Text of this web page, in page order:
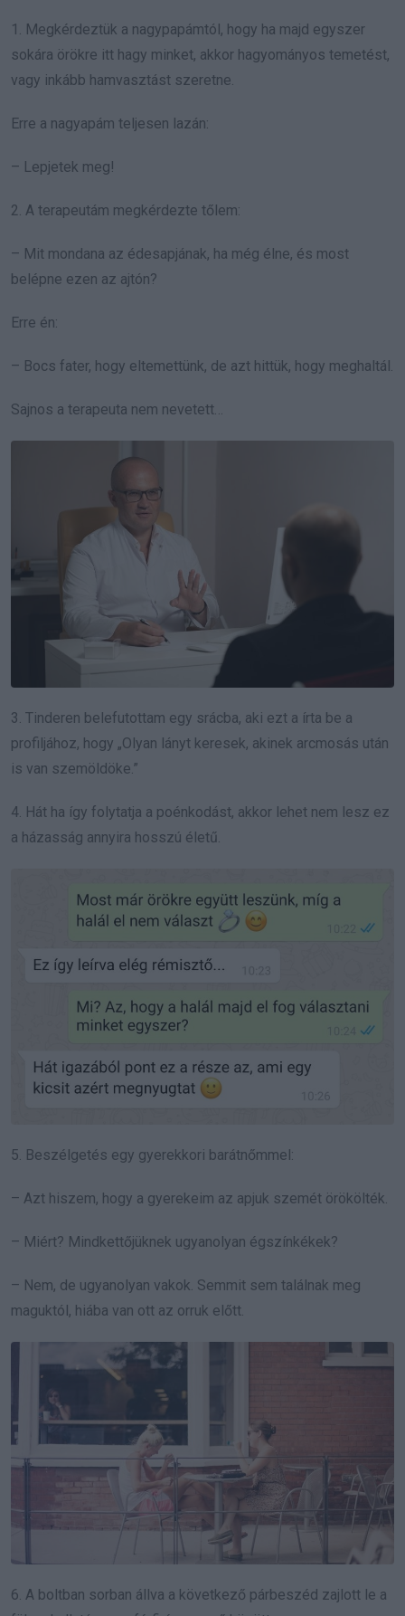
1. Megkérdeztük a nagypapámtól, hogy ha majd egyszer
sokára örökre itt hagy minket, akkor hagyományos temetést,
vagy inkább hamvasztást szeretne.
Erre a nagyapám teljesen lazán:
– Lepjetek meg!
2. A terapeutám megkérdezte tőlem:
– Mit mondana az édesapjának, ha még élne, és most
belépne ezen az ajtón?
Erre én:
– Bocs fater, hogy eltemettünk, de azt hittük, hogy meghaltál.
Sajnos a terapeuta nem nevetett…
3. Tinderen belefutottam egy srácba, aki ezt a írta be a
profiljához, hogy „Olyan lányt keresek, akinek arcmosás után
is van szemöldöke.”
4. Hát ha így folytatja a poénkodást, akkor lehet nem lesz ez
a házasság annyira hosszú életű.
5. Beszélgetés egy gyerekkori barátnőmmel:
– Azt hiszem, hogy a gyerekeim az apjuk szemét örökölték.
– Miért? Mindkettőjüknek ugyanolyan égszínkékek?
– Nem, de ugyanolyan vakok. Semmit sem találnak meg
maguktól, hiába van ott az orruk előtt.
6. A boltban sorban állva a következő párbeszéd zajlott le a